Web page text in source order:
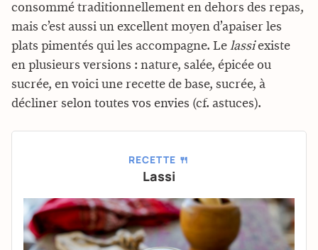
consommé traditionnellement en dehors des repas,
mais c’est aussi un excellent moyen d’apaiser les
plats pimentés qui les accompagne. Le lassiexiste
en plusieurs versions : nature, salée, épicée ou
sucrée, en voici une recette de base, sucrée, à
décliner selon toutes vos envies (cf. astuces).
RECETTE 🍴
Lassi